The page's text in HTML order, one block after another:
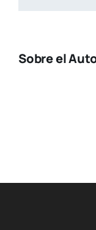
Sobre el